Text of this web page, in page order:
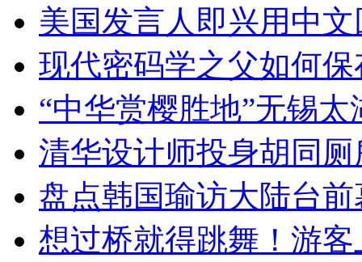
美国发言人即兴用中
现代密码学之父如何
“中华赏樱胜地”无锡
清华设计师投身胡同
盘点韩国瑜访大陆台
想过桥就得跳舞！游客